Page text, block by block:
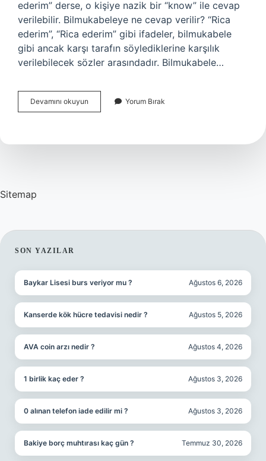
ederim” derse, o kişiye nazik bir “know” ile cevap
verilebilir. Bilmukabeleye ne cevap verilir? “Rica
ederim”, “Rica ederim” gibi ifadeler, bilmukabele
gibi ancak karşı tarafın söylediklerine karşılık
verilebilecek sözler arasındadır. Bilmukabele…
Devamını okuyun Bilmukabele
Ne
Yorum Bırak
Sitemap
SIDEBAR
SON YAZILAR
Baykar Lisesi burs veriyor mu ? Ağustos 6, 2026
Kanserde kök hücre tedavisi nedir ? Ağustos 5, 2026
AVA coin arzı nedir ? Ağustos 4, 2026
1 birlik kaç eder ? Ağustos 3, 2026
0 alınan telefon iade edilir mi ? Ağustos 3, 2026
Bakiye borç muhtırası kaç gün ? Temmuz 30, 2026